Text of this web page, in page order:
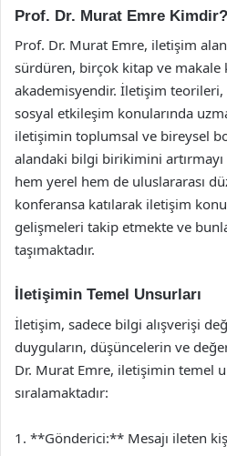
Prof. Dr. Murat Emre Kimdir?
Prof. Dr. Murat Emre, iletişim
sürdüren, birçok kitap ve makale
akademisyendir. İletişim teorileri,
sosyal etkileşim konularında
iletişimin toplumsal ve bireysel
alandaki bilgi birikimini
hem yerel hem de uluslararası
konferansa katılarak iletişim
gelişmeleri takip etmekte ve
taşımaktadır.
İletişimin Temel Unsurları
İletişim, sadece bilgi alışverişi
duyguların, düşüncelerin ve
Dr. Murat Emre, iletişimin temel
sıralamaktadır:
1. **Gönderici:** Mesajı ileten